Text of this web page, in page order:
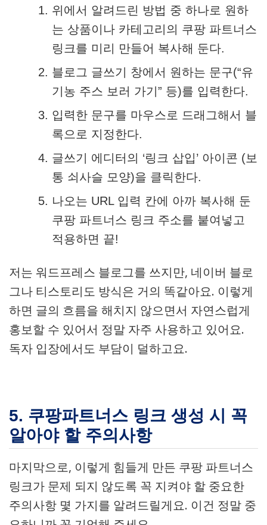
위에서 알려드린 방법 중 하나로 원하
는 상품이나 카테고리의 쿠팡 파트너스
링크를 미리 만들어 복사해 둔다.
블로그 글쓰기 창에서 원하는 문구(“유
기농 주스 보러 가기” 등)를 입력한다.
입력한 문구를 마우스로 드래그해서 블
록으로 지정한다.
글쓰기 에디터의 ‘링크 삽입’ 아이콘 (보
통 쇠사슬 모양)을 클릭한다.
나오는 URL 입력 칸에 아까 복사해 둔
쿠팡 파트너스 링크 주소를 붙여넣고
적용하면 끝!
저는 워드프레스 블로그를 쓰지만, 네이버 블로
그나 티스토리도 방식은 거의 똑같아요. 이렇게
하면 글의 흐름을 해치지 않으면서 자연스럽게
홍보할 수 있어서 정말 자주 사용하고 있어요.
독자 입장에서도 부담이 덜하고요.
5. 쿠팡파트너스 링크 생성 시 꼭
알아야 할 주의사항
마지막으로, 이렇게 힘들게 만든 쿠팡 파트너스
링크가 문제 되지 않도록 꼭 지켜야 할 중요한
주의사항 몇 가지를 알려드릴게요. 이건 정말 중